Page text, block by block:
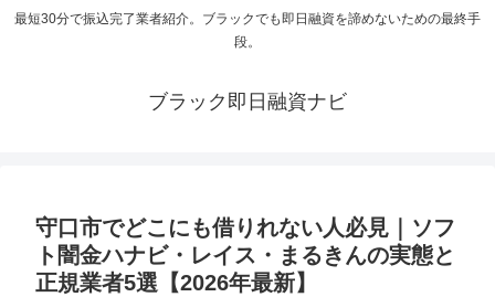
最短30分で振込完了業者紹介。ブラックでも即日融資を諦めないための最終手
段。
ブラック即日融資ナビ
守口市でどこにも借りれない人必見｜ソフ
ト闇金ハナビ・レイス・まるきんの実態と
正規業者5選【2026年最新】